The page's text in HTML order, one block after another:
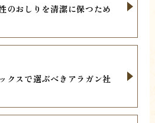
のおしりを清潔に保つため
クスで選ぶべきアラガン社